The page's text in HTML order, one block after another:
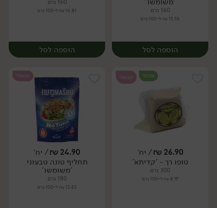
160 גרם
15.56 ₪ ל-100 גרם
הוספה לסל
יח׳
160 גרם
16.81 ₪ ל-100 גרם
הוספה לסל
יח׳
אורגני טבעוני
26.90
₪/ יח׳
טופו רך - 'קדיתא'
300 גרם
8.97 ₪ ל-100 גרם
טבעוני
24.90
₪/ יח׳
תחליף טונה טבעוני
'משומשו'
180 גרם
13.83 ₪ ל-100 גרם